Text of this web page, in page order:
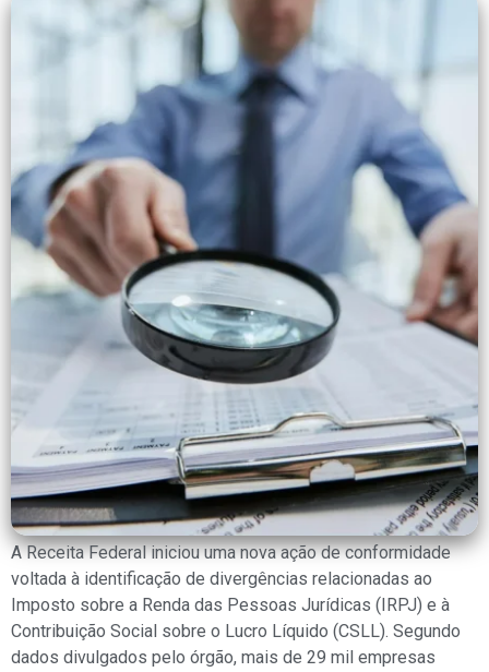
A Receita Federal iniciou uma nova ação de conformidade
voltada à identificação de divergências relacionadas ao
Imposto sobre a Renda das Pessoas Jurídicas (IRPJ) e à
Contribuição Social sobre o Lucro Líquido (CSLL). Segundo
dados divulgados pelo órgão, mais de 29 mil empresas